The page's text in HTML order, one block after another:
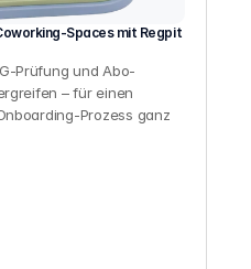
Spaces mit Regpit
Prüfung und Abo-
– für einen
Prozess ganz